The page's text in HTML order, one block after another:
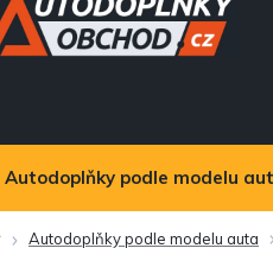
Autodoplňky podle modelu
DomůAutodoplňky podle modelu auta